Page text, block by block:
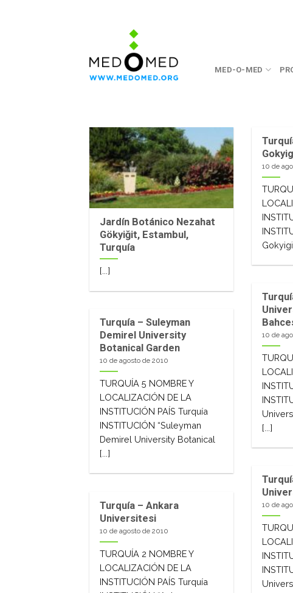
MED-O-MED
Jardín Botánico Nezahat
Gökyiğit, Estambul,
Turquía
[...]
10 de
10 de
[...]
Turquía – Suleyman
Demirel University
Botanical Garden
10 de agosto de 2010
TURQUÍA 5 NOMBRE Y
LOCALIZACIÓN DE LA
INSTITUCIÓN PAÍS Turquía
INSTITUCIÓN “Suleyman
Demirel University Botanical
[...]
10 de
Turquía – Ankara
Universitesi
10 de agosto de 2010
TURQUÍA 2 NOMBRE Y
LOCALIZACIÓN DE LA
INSTITUCIÓN PAÍS Turquía